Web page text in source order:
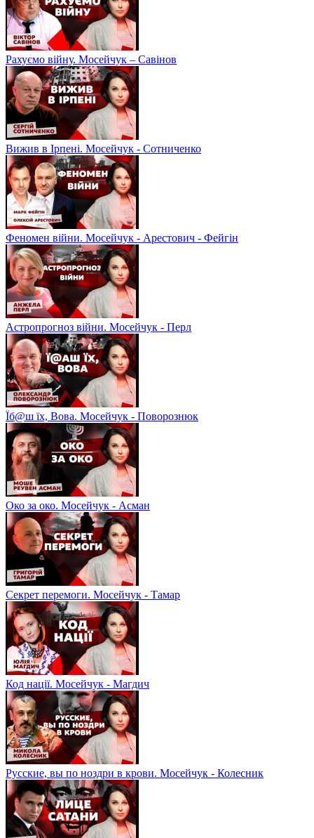
Рахуємо війну. Мосейчук – Савінов
Вижив в Ірпені. Мосейчук - Сотниченко
Феномен війни. Мосейчук - Арестович - Фейгін
Астропрогноз війни. Мосейчук - Перл
Їб@ш їх, Вова. Мосейчук - Поворознюк
Око за око. Мосейчук - Асман
Секрет перемоги. Мосейчук - Тамар
Код нації. Мосейчук - Магдич
Русские, вы по ноздри в крови. Мосейчук - Колесник